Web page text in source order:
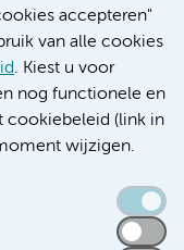
accepteren"
van alle cookies
. Kiest u voor
nog functionele en
cookiebeleid (link in
wijzigen.